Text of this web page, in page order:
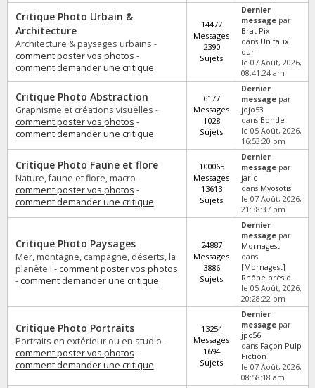
Critique Photo Urbain &
Architecture
Architecture & paysages urbains -
comment poster vos photos -
comment demander une critique
14477
Messages
2390
Sujets
Dernier
message par
Brat Pix
dans Un faux
dur
le 07 Août, 2026,
08:41:24 am
Critique Photo Abstraction
Graphisme et créations visuelles -
comment poster vos photos -
comment demander une critique
6177
Messages
1028
Sujets
Dernier
message par
jojo53
dans Bonde
le 05 Août, 2026,
16:53:20 pm
Critique Photo Faune et flore
Nature, faune et flore, macro -
comment poster vos photos -
comment demander une critique
100065
Messages
13613
Sujets
Dernier
message par
jaric
dans Myosotis
le 07 Août, 2026,
21:38:37 pm
Critique Photo Paysages
Mer, montagne, campagne, déserts, la
planète ! - comment poster vos photos
- comment demander une critique
24887
Messages
3886
Sujets
Dernier
message par
Mornagest
dans
[Mornagest]
Rhône près d...
le 05 Août, 2026,
20:28:22 pm
Critique Photo Portraits
Portraits en extérieur ou en studio -
comment poster vos photos -
comment demander une critique
13254
Messages
1694
Sujets
Dernier
message par
jpc56
dans Façon Pulp
Fiction
le 07 Août, 2026,
08:58:18 am